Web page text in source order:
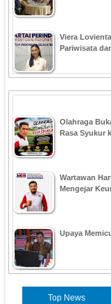
Viera
Pariwisata
Olahraga
Rasa Syukur
Wartawan
Mengejar
Upaya
Top News